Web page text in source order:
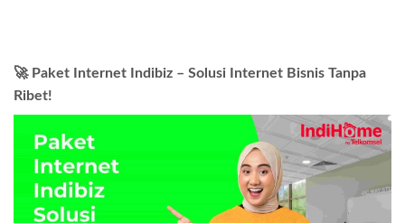
🚀 Paket Internet Indibiz – Solusi Internet Bisnis Tanpa
Ribet!